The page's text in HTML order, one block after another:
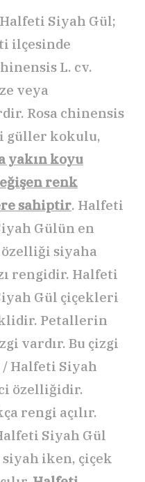
Siyah Gül;
ilçesinde
L. cv.
veya
Rosa chinensis
güller kokulu,
yakın koyu
renk
sahiptir. Halfeti
Gülün en
siyaha
rengidir. Halfeti
Gül çiçekleri
Petallerin
vardır. Bu çizgi
Halfeti Siyah
özelliğidir.
rengi açılır.
Siyah Gül
iken, çiçek